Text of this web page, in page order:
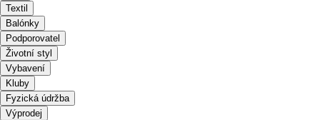
Textil
Balónky
Podporovatel
Životní styl
Vybavení
Kluby
Fyzická údržba
Výprodej